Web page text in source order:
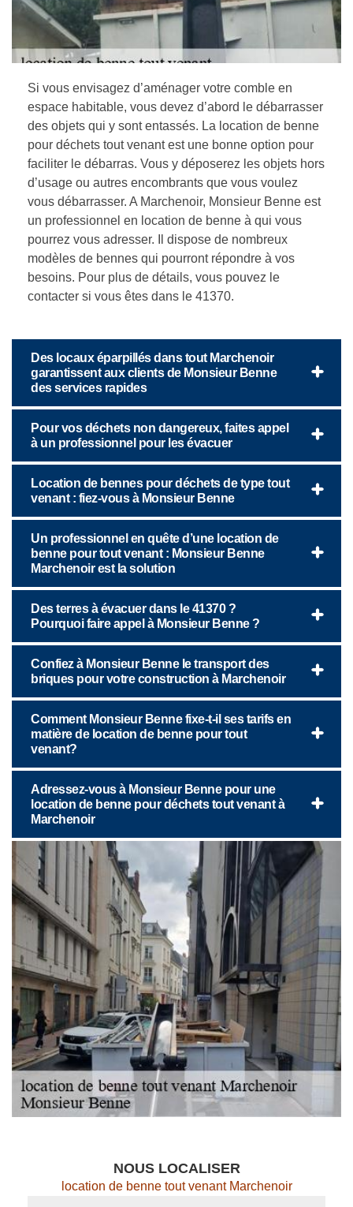
Si vous envisagez d’aménager votre comble en
espace habitable, vous devez d’abord le débarrasser
des objets qui y sont entassés. La location de benne
pour déchets tout venant est une bonne option pour
faciliter le débarras. Vous y déposerez les objets hors
d’usage ou autres encombrants que vous voulez
vous débarrasser. A Marchenoir, Monsieur Benne est
un professionnel en location de benne à qui vous
pourrez vous adresser. Il dispose de nombreux
modèles de bennes qui pourront répondre à vos
besoins. Pour plus de détails, vous pouvez le
contacter si vous êtes dans le 41370.
Des locaux éparpillés dans tout Marchenoir
garantissent aux clients de Monsieur Benne
des services rapides
Pour vos déchets non dangereux, faites appel
à un professionnel pour les évacuer
Location de bennes pour déchets de type tout
venant : fiez-vous à Monsieur Benne
Un professionnel en quête d’une location de
benne pour tout venant : Monsieur Benne
Marchenoir est la solution
Des terres à évacuer dans le 41370 ?
Pourquoi faire appel à Monsieur Benne ?
Confiez à Monsieur Benne le transport des
briques pour votre construction à Marchenoir
Comment Monsieur Benne fixe-t-il ses tarifs en
matière de location de benne pour tout
venant?
Adressez-vous à Monsieur Benne pour une
location de benne pour déchets tout venant à
Marchenoir
NOUS LOCALISER
location de benne tout venant Marchenoir